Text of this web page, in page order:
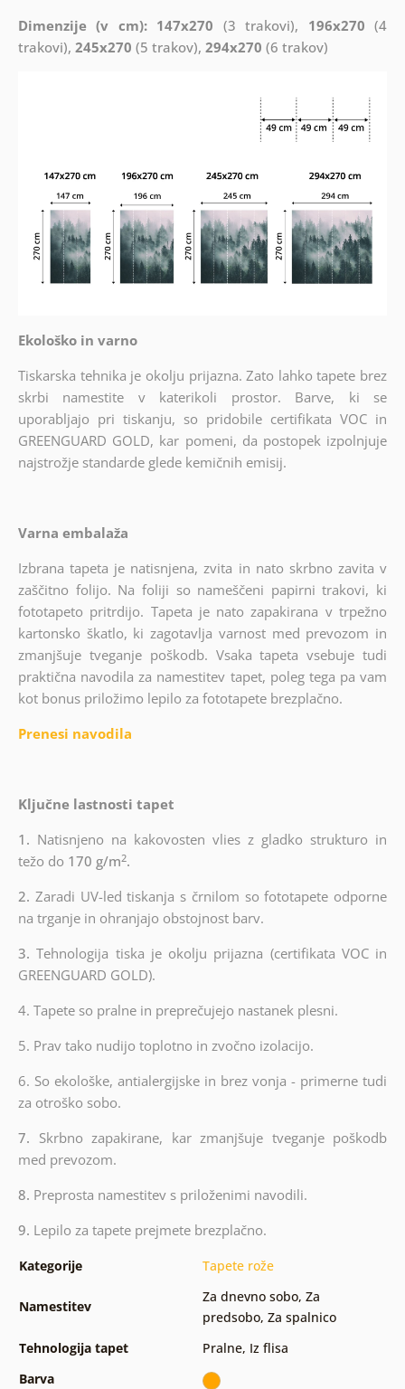
Dimenzije (v cm): 147x270 (3 trakovi), 196x270 (4
trakovi), 245x270 (5 trakov), 294x270 (6 trakov)
Ekološko in varno
Tiskarska tehnika je okolju prijazna. Zato lahko tapete brez
skrbi namestite v katerikoli prostor. Barve, ki se
uporabljajo pri tiskanju, so pridobile certifikata VOC in
GREENGUARD GOLD, kar pomeni, da postopek izpolnjuje
najstrožje standarde glede kemičnih emisij.
Varna embalaža
Izbrana tapeta je natisnjena, zvita in nato skrbno zavita v
zaščitno folijo. Na foliji so nameščeni papirni trakovi, ki
fototapeto pritrdijo. Tapeta je nato zapakirana v trpežno
kartonsko škatlo, ki zagotavlja varnost med prevozom in
zmanjšuje tveganje poškodb. Vsaka tapeta vsebuje tudi
praktična navodila za namestitev tapet, poleg tega pa vam
kot bonus priložimo lepilo za fototapete brezplačno.
Prenesi navodila
Ključne lastnosti tapet
1. Natisnjeno na kakovosten vlies z gladko strukturo in
težo do 170 g/m2.
2. Zaradi UV-led tiskanja s črnilom so fototapete odporne
na trganje in ohranjajo obstojnost barv.
3.Tehnologija tiska je okolju prijazna (certifikata VOC in
GREENGUARD GOLD).
4. Tapete so pralne in preprečujejo nastanek plesni.
5. Prav tako nudijo toplotno in zvočno izolacijo.
6. So ekološke, antialergijske in brez vonja - primerne tudi
za otroško sobo.
7. Skrbno zapakirane, kar zmanjšuje tveganje poškodb
med prevozom.
8. Preprosta namestitev s priloženimi navodili.
9. Lepilo za tapete prejmete brezplačno.
Kategorije Tapete rože
Namestitev
Za dnevno sobo, Za
predsobo, Za spalnico
Tehnologija tapet
Pralne, Iz flisa
Barva